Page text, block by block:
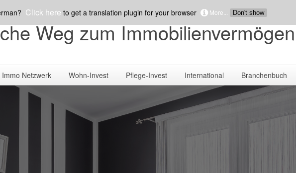
Weg zum Immobilienvermögen
Immo Netzwerk Wohn-Invest Pflege-Invest International Branchenbuch
Click here to get a translation plugin for your browser More... Don't show